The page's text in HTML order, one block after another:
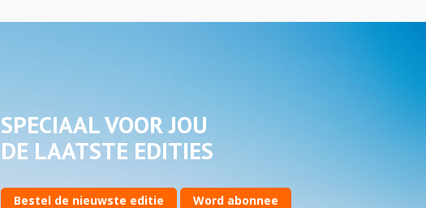
SPECIAAL VOOR JOU
DE LAATSTE EDITIES
Bestel de nieuwste editie Word abonnee